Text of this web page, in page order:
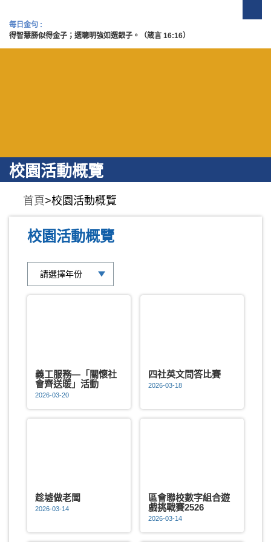
每日金句 :
得智慧勝似得金子；選聰明強如選銀子。（箴言 16:16）
校園活動概覽
首頁>校園活動概覽
校園活動概覽
義工服務—「關懷社
會齊送暖」活動
2026-03-20
四社英文問答比賽
2026-03-18
趁墟做老闆
2026-03-14
區會聯校數字組合遊
戲挑戰賽2526
2026-03-14